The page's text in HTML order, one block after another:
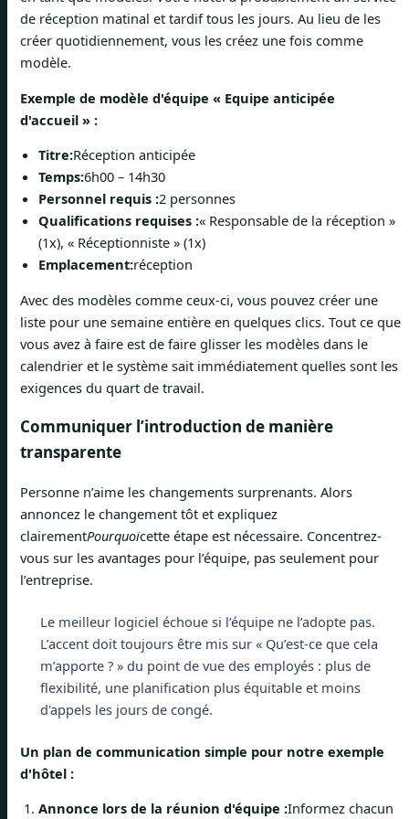
de réception matinal et tardif tous les jours. Au lieu de les
créer quotidiennement, vous les créez une fois comme
modèle.
Exemple de modèle d'équipe « Equipe anticipée
d'accueil » :
Titre:Réception anticipée
Temps:6h00 – 14h30
Personnel requis :2 personnes
Qualifications requises :« Responsable de la réception »
(1x), « Réceptionniste » (1x)
Emplacement:réception
Avec des modèles comme ceux-ci, vous pouvez créer une
liste pour une semaine entière en quelques clics. Tout ce que
vous avez à faire est de faire glisser les modèles dans le
calendrier et le système sait immédiatement quelles sont les
exigences du quart de travail.
Communiquer l’introduction de manière
transparente
Personne n’aime les changements surprenants. Alors
annoncez le changement tôt et expliquez
clairementPourquoicette étape est nécessaire. Concentrez-
vous sur les avantages pour l’équipe, pas seulement pour
l’entreprise.
Le meilleur logiciel échoue si l’équipe ne l’adopte pas.
L’accent doit toujours être mis sur « Qu’est-ce que cela
m’apporte ? » du point de vue des employés : plus de
flexibilité, une planification plus équitable et moins
d'appels les jours de congé.
Un plan de communication simple pour notre exemple
d'hôtel :
Annonce lors de la réunion d'équipe :Informez chacun